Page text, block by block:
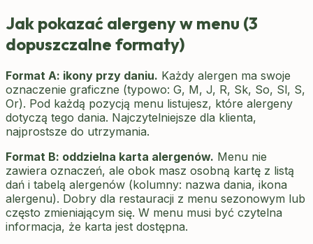
Jak pokazać alergeny w menu (3
dopuszczalne formaty)
Format A: ikony przy daniu. Każdy alergen ma swoje
oznaczenie graficzne (typowo: G, M, J, R, Sk, So, Sl, S,
Or). Pod każdą pozycją menu listujesz, które alergeny
dotyczą tego dania. Najczytelniejsze dla klienta,
najprostsze do utrzymania.
Format B: oddzielna karta alergenów. Menu nie
zawiera oznaczeń, ale obok masz osobną kartę z listą
dań i tabelą alergenów (kolumny: nazwa dania, ikona
alergenu). Dobry dla restauracji z menu sezonowym lub
często zmieniającym się. W menu musi być czytelna
informacja, że karta jest dostępna.